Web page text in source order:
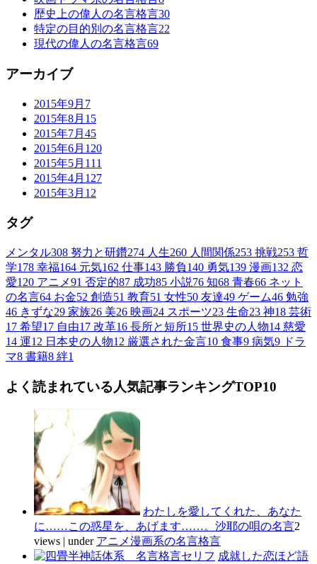
歴史上の偉人の名言格言30
特定の目的別の名言格言22
現代の偉人の名言格言69
アーカイブ
2015年9月 7
2015年8月 15
2015年7月 45
2015年6月 120
2015年5月 111
2015年4月 127
2015年3月 12
タグ
メンタル308 努力と研鑽274 人生260 人間関係253 挑戦253 哲
学178 幸福164 元気162 仕事143 勝負140 勇気139 漫画132 恋
愛120 アニメ91 否定的87 成功85 小説76 知68 青春66 ネット
の名言64 お金52 創造51 教育51 女性50 友達49 ゲーム46 勉強
46 きずな29 家族26 美26 映画24 スポーツ23 生命23 神18 芸術
17 希望17 自由17 改革16 長所と短所15 世界史の人物14 慈愛
14 運12 日本史の人物12 厳選された金言10 食事9 病気9 ドラ
マ8 書籍8 絆1
よく読まれている人気記事ランキングTOP10
わたしを愛してくれた、あなた
に……この惑星を、あげます……。沙耶の唄の名言2
views | under アニメ漫画系の名言格言
成就した恋ほど語